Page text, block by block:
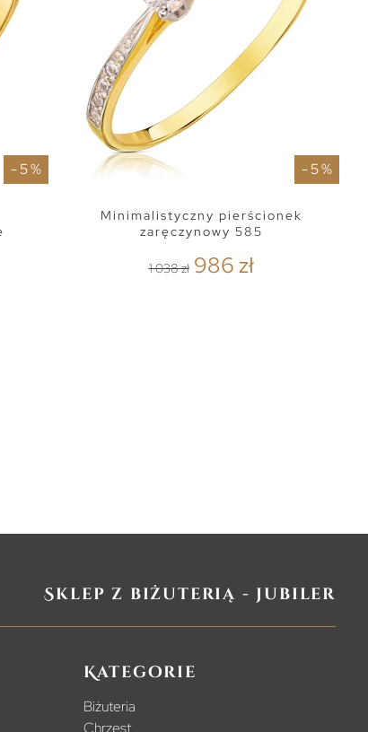
- 5 % - 5 %
Minimalistyczny pierścionek
zaręczynowy 585
1 038 zł 986 zł
Sklep z biżuterią - jubiler
Kategorie
Biżuteria
Chrzest